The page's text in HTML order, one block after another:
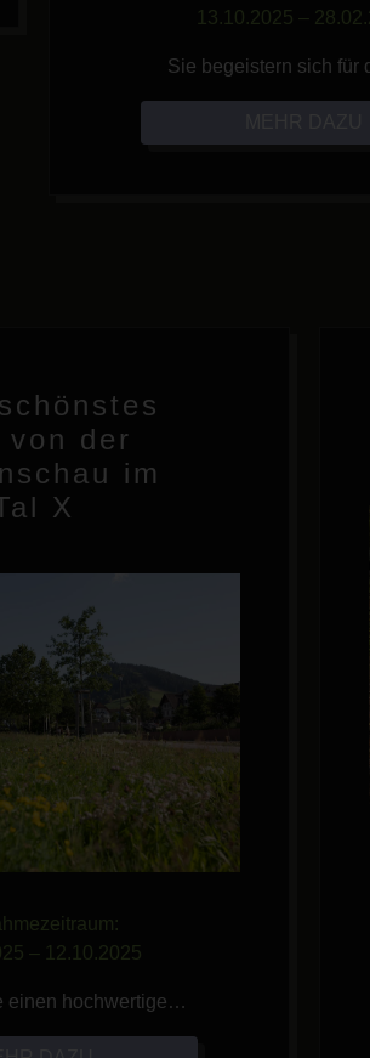
13.10.2025 –
Sie begeistern sich für
von der
im
X
– 12.10.2025
einen hochwertige…